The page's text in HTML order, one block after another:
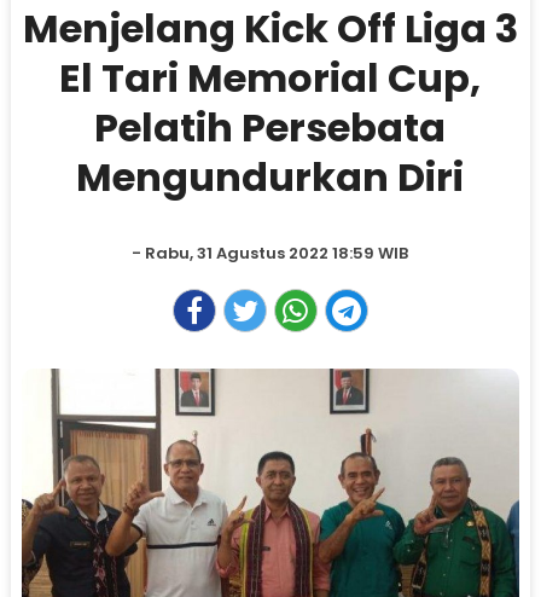
Menjelang Kick Off Liga 3
El Tari Memorial Cup,
Pelatih Persebata
Mengundurkan Diri
- Rabu, 31 Agustus 2022 18:59 WIB